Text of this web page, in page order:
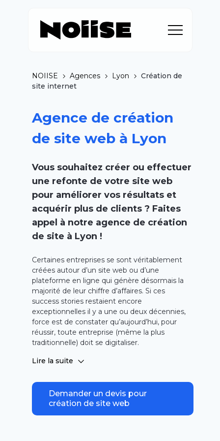
NOIISE Agences Lyon
Création de
site internet
Agence de création
de site web à Lyon
Vous souhaitez créer ou effectuer
une refonte de votre site web
pour améliorer vos résultats et
acquérir plus de clients ? Faites
appel à notre agence de création
de site à Lyon !
Certaines entreprises se sont véritablement
créées autour d’un site web ou d’une
plateforme en ligne qui génère désormais la
majorité de leur chiffre d’affaires. Si ces
successstories restaient encore
exceptionnelles il y a une ou deux décennies,
force est de constater qu’aujourd’hui, pour
réussir, toute entreprise (même la plus
traditionnelle) doit se digitaliser.
potentiel de 70 millions d’internautes en
pages apparaissent aux yeux de ceux qui
posent des questions à Google liées à votre
secteur d’activité. Vos nouveaux clients vous
découvrent et commandent en ligne ou
Lire la suite
Demander un devis pour
création de site web